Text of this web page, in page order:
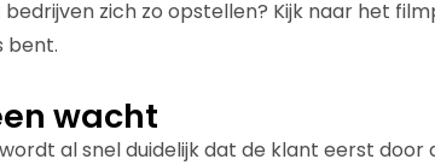
zich zo opstellen? Kijk naar het
bent.
wacht
al snel duidelijk dat de klant eerst